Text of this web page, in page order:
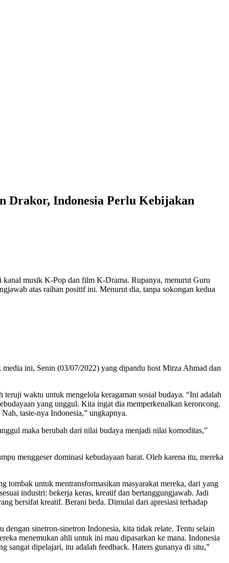
Drakor, Indonesia Perlu Kebijakan
musik K-Pop dan film K-Drama. Rupanya, menurut Guru
atas raihan positif ini. Menurut dia, tanpa sokongan kedua
ini, Senin (03/07/2022) yang dipandu host Mirza Ahmad dan
waktu untuk mengelola keragaman sosial budaya. “Ini adalah
yang unggul. Kita ingat dia memperkenalkan keroncong.
taste-nya Indonesia,” ungkapnya.
maka berubah dari nilai budaya menjadi nilai komoditas,”
menggeser dominasi kebudayaan barat. Oleh karena itu, mereka
tombak untuk mentransformasikan masyarakat mereka, dari yang
industri: bekerja keras, kreatif dan bertanggungjawab. Jadi
bersifat kreatif. Berani beda. Dimulai dari apresiasi terhadap
sinetron-sinetron Indonesia, kita tidak relate. Tentu selain
menemukan ahli untuk ini mau dipasarkan ke mana. Indonesia
sangat dipelajari, itu adalah feedback. Haters gunanya di situ,”